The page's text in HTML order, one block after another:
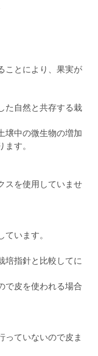
ことにより、果実が
た自然と共存する栽
壌中の微生物の増加
す。
スを使用していませ
います。
培指針と比較してに
で皮を使われる場合
ていないので皮ま